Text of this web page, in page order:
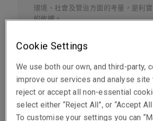
環境、社會及管治方面的考量，是利
的依據。
承保業務
利寶的承保業務採取聚焦重要性的全
針對不同行業、客戶及特定風險量身
Cookie Settings
We use both our own, and third-party,
improve our services and analyse site
reject or accept all non-essential
select either “Reject All”, or “Accept
To customise your settings you can